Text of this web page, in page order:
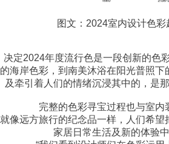
图文：2024室内设计色彩
决定2024年度流行色是一段创新的色
的海岸色彩，到南美沐浴在阳光普照
及牵引着人们的情绪沉浸其中的，是
完整的色彩寻宝过程也与室内
就像远方旅行的纪念品一样，人们希望
家居日常生活及新的体验中